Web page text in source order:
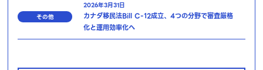
その他
2026年3月31日
カナダ移民法Bill C-12成立、4つの分野で審査厳格
化と運用効率化へ